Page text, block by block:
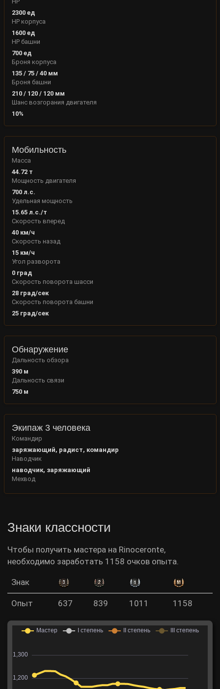
2300ед
HP корпуса
1600ед
HP башни
700ед
Броня корпуса
135/ 75/ 40мм
Броня башни
210 / 120 / 120 мм
Шанс возгорания двигателя
10%
Мобильность
Масса
44.72т
Мощность двигателя
700л.с.
Удельная мощность
15.65л.с./т
Скорость вперед
40км/ч
Скорость назад
15км/ч
Угол разворота
0град
Скорость поворота шасси
28град/сек
Скорость поворота башни
25град/сек
Обнаружение
Дальность обзора
390м
Дальность связи
750м
Экипаж 3 человека
Командир
заряжающий, радист, командир
Наводчик
наводчик, заряжающий
Мехвод
Знаки классности
Чтобы получить мастера на Rinoceronte,
необходимо заработать 1158 очков опыта.
Знак
Опыт 637 839 1011 1158